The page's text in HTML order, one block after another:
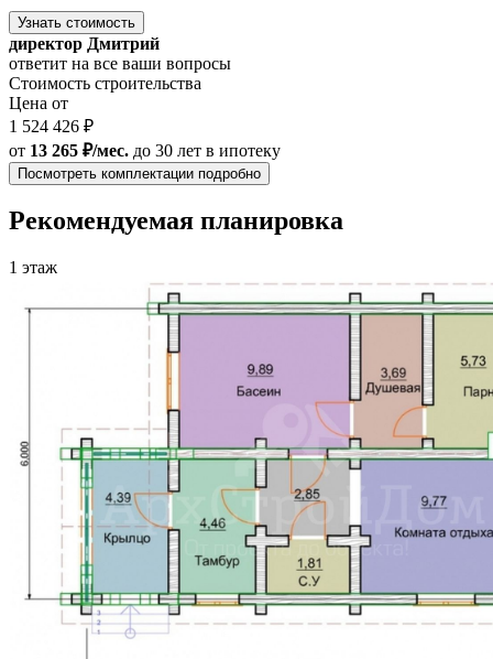
Узнать стоимость
директор Дмитрий
ответит на все ваши вопросы
Стоимость строительства
Цена от
1 524 426 ₽
от 13 265 ₽/мес. до 30 лет в ипотеку
Посмотреть комплектации подробно
Рекомендуемая планировка
1 этаж